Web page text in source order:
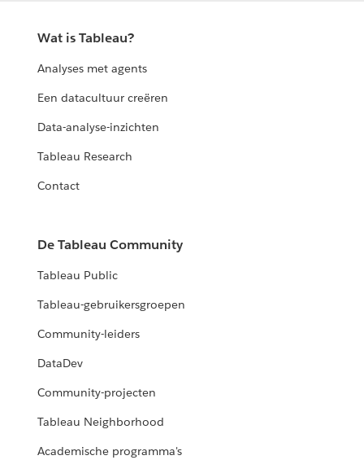
Wat is Tableau?
Analyses met agents
Een datacultuur creëren
Data-analyse-inzichten
Tableau Research
Contact
De Tableau Community
Tableau Public
Tableau-gebruikersgroepen
Community-leiders
DataDev
Community-projecten
Tableau Neighborhood
Academische programma's